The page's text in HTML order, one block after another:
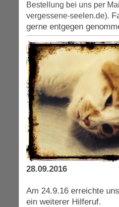
Bestellung bei uns per
vergessene-seelen.de).
gerne entgegen
28.09.2016
Am 24.9.16 erreichte
ein weiterer Hilferuf.